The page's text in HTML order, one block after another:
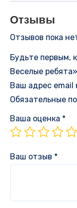
Отзывы
Отзывов пока
Будьте первым,
Веселые ребята»
Ваш адрес email
Обязательные
Ваша оценка *
Ваш отзыв *